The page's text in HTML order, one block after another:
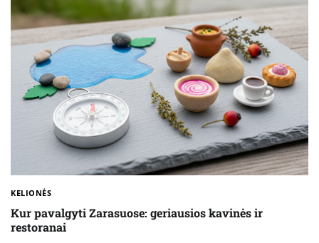
KELIONĖS
Kur pavalgyti Zarasuose: geriausios kavinės ir
restoranai